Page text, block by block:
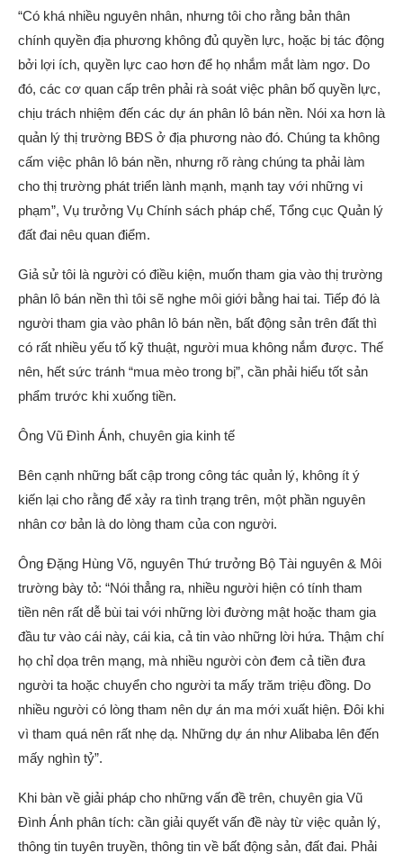
“Có khá nhiều nguyên nhân, nhưng tôi cho rằng bản thân
chính quyền địa phương không đủ quyền lực, hoặc bị tác động
bởi lợi ích, quyền lực cao hơn để họ nhắm mắt làm ngơ. Do
đó, các cơ quan cấp trên phải rà soát việc phân bố quyền lực,
chịu trách nhiệm đến các dự án phân lô bán nền. Nói xa hơn là
quản lý thị trường BĐS ở địa phương nào đó. Chúng ta không
cấm việc phân lô bán nền, nhưng rõ ràng chúng ta phải làm
cho thị trường phát triển lành mạnh, mạnh tay với những vi
phạm”, Vụ trưởng Vụ Chính sách pháp chế, Tổng cục Quản lý
đất đai nêu quan điểm.
Giả sử tôi là người có điều kiện, muốn tham gia vào thị trường
phân lô bán nền thì tôi sẽ nghe môi giới bằng hai tai. Tiếp đó là
người tham gia vào phân lô bán nền, bất động sản trên đất thì
có rất nhiều yếu tố kỹ thuật, người mua không nắm được. Thế
nên, hết sức tránh “mua mèo trong bị”, cần phải hiểu tốt sản
phẩm trước khi xuống tiền.
Ông Vũ Đình Ánh, chuyên gia kinh tế
Bên cạnh những bất cập trong công tác quản lý, không ít ý
kiến lại cho rằng để xảy ra tình trạng trên, một phần nguyên
nhân cơ bản là do lòng tham của con người.
Ông Đặng Hùng Võ, nguyên Thứ trưởng Bộ Tài nguyên & Môi
trường bày tỏ: “Nói thẳng ra, nhiều người hiện có tính tham
tiền nên rất dễ bùi tai với những lời đường mật hoặc tham gia
đầu tư vào cái này, cái kia, cả tin vào những lời hứa. Thậm chí
họ chỉ dọa trên mạng, mà nhiều người còn đem cả tiền đưa
người ta hoặc chuyển cho người ta mấy trăm triệu đồng. Do
nhiều người có lòng tham nên dự án ma mới xuất hiện. Đôi khi
vì tham quá nên rất nhẹ dạ. Những dự án như Alibaba lên đến
mấy nghìn tỷ”.
Khi bàn về giải pháp cho những vấn đề trên, chuyên gia Vũ
Đình Ánh phân tích: cần giải quyết vấn đề này từ việc quản lý,
thông tin tuyên truyền, thông tin về bất động sản, đất đai. Phải